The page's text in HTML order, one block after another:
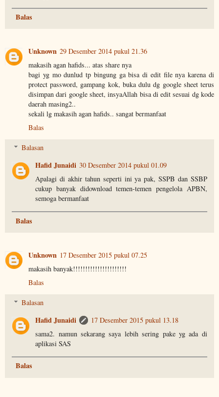
Balas
Unknown 29 Desember 2014 pukul 21.36
makasih agan hafids... atas share nya
bagi yg mo dunlud tp bingung ga bisa di edit file nya karena di
protect password, gampang kok, buka dulu dg google sheet terus
disimpan dari google sheet, insyaAllah bisa di edit sesuai dg kode
daerah masing2..
sekali lg makasih agan hafids.. sangat bermanfaat
Balas
Balasan
Hafid Junaidi 30 Desember 2014 pukul 01.09
Apalagi di akhir tahun seperti ini ya pak, SSPB dan SSBP
cukup banyak didownload temen-temen pengelola APBN,
semoga bermanfaat
Balas
Unknown 17 Desember 2015 pukul 07.25
makasih banyak!!!!!!!!!!!!!!!!!!!!!!
Balas
Balasan
Hafid Junaidi
17 Desember 2015 pukul 13.18
sama2. namun sekarang saya lebih sering pake yg ada di
aplikasi SAS
Balas